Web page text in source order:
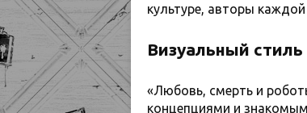
культуре, авторы
Визуальный
«Любовь, смерть и
концепциями и